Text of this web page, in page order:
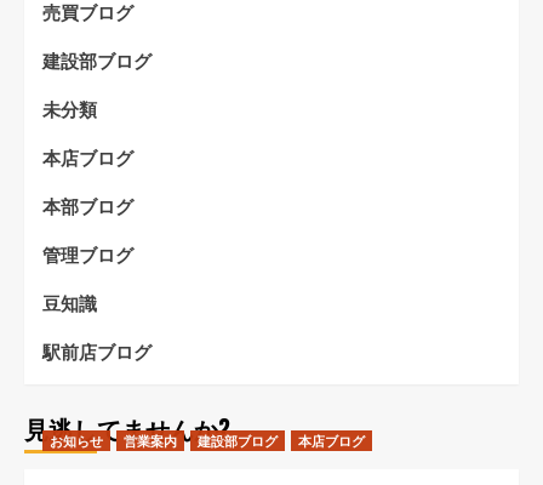
売買ブログ
建設部ブログ
未分類
本店ブログ
本部ブログ
管理ブログ
豆知識
駅前店ブログ
見逃してませんか?
お知らせ 営業案内 建設部ブログ 本店ブログ